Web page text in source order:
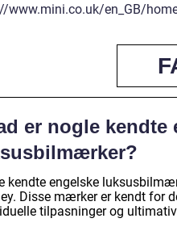
www.mini.co.uk/en_GB/
er nogle kendte
kendte engelske
Disse mærker er kendt for
tilpasninger og